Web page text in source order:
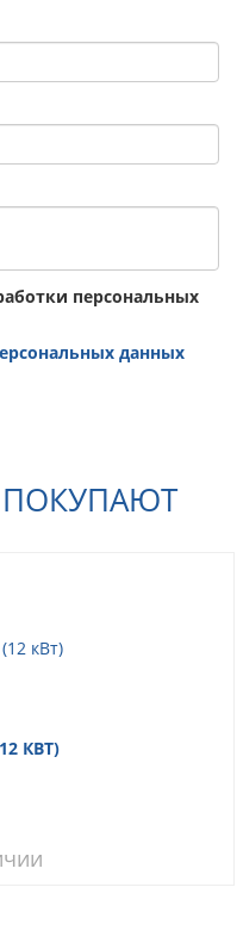
персональных
данных
КВТ)